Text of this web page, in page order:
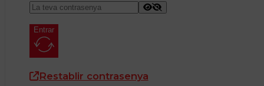
Entrar
Restablir contrasenya